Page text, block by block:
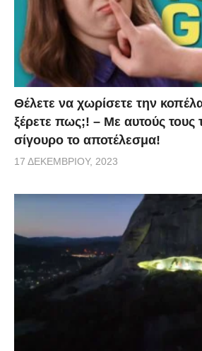
Θέλετε να χωρίσετε την
ξέρετε πως;! – Με αυτούς τους
σίγουρο το αποτέλεσμα!
17 ΔΕΚΕΜΒΡΊΟΥ, 2023